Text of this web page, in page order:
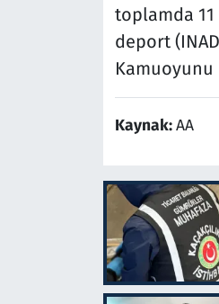
toplamda 11
deport
Kaynak:AA